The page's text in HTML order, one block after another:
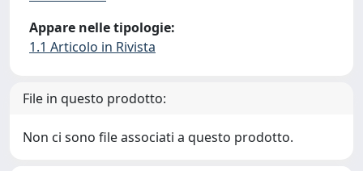
Appare nelle tipologie:
1.1 Articolo in Rivista
File in questo prodotto:
Non ci sono file associati a questo prodotto.